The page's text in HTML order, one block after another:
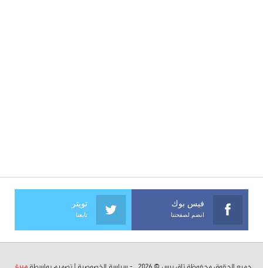
فيس بوك
انضم لصفحتنا
تويتر
تابعنا